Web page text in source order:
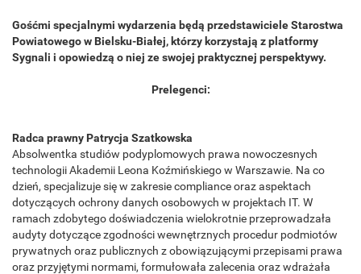
Gośćmi specjalnymi wydarzenia będą przedstawiciele Starostwa
Powiatowego w Bielsku-Białej, którzy korzystają z platformy
Sygnali i opowiedzą o niej ze swojej praktycznej perspektywy.
Prelegenci:
Radca prawny Patrycja Szatkowska
Absolwentka studiów podyplomowych prawa nowoczesnych
technologii Akademii Leona Koźmińskiego w Warszawie. Na co
dzień, specjalizuje się w zakresie compliance oraz aspektach
dotyczących ochrony danych osobowych w projektach IT. W
ramach zdobytego doświadczenia wielokrotnie przeprowadzała
audyty dotyczące zgodności wewnętrznych procedur podmiotów
prywatnych oraz publicznych z obowiązującymi przepisami prawa
oraz przyjętymi normami, formułowała zalecenia oraz wdrażała